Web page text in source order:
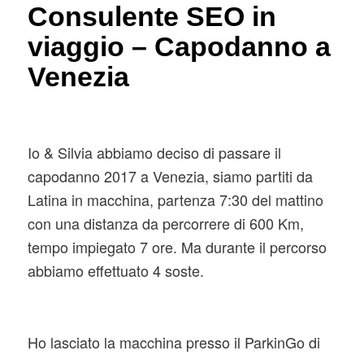
Consulente SEO in
viaggio – Capodanno a
Venezia
Io & Silvia abbiamo deciso di passare il
capodanno 2017 a Venezia, siamo partiti da
Latina in macchina, partenza 7:30 del mattino
con una distanza da percorrere di 600 Km,
tempo impiegato 7 ore. Ma durante il percorso
abbiamo effettuato 4 soste.
Ho lasciato la macchina presso il ParkinGo di